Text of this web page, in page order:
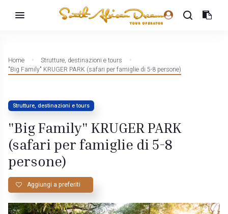
Home
Strutture, destinazioni e tours
"Big Family" KRUGER PARK (safari per famiglie di 5-8 persone)
Strutture, destinazioni e tours
"Big Family" KRUGER PARK
(safari per famiglie di 5-8
persone)
Aggiungi a preferiti